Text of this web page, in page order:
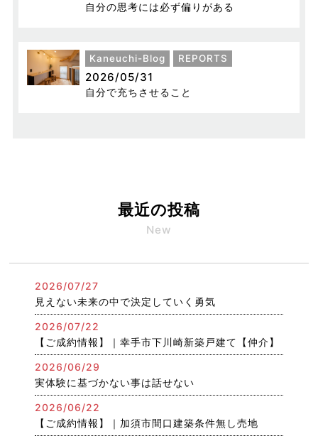
自分の思考には必ず偏りがある
Kaneuchi-Blog REPORTS
2026/05/31
自分で充ちさせること
最近の投稿
New
2026/07/27
見えない未来の中で決定していく勇気
2026/07/22
【ご成約情報】｜幸手市下川崎新築戸建て【仲介】
2026/06/29
実体験に基づかない事は話せない
2026/06/22
【ご成約情報】｜加須市間口建築条件無し売地